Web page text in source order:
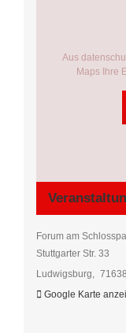
Forum am
Stuttgarter Str. 33
Ludwigsburg, 71638
Google Karte
Aus
Maps Ihre